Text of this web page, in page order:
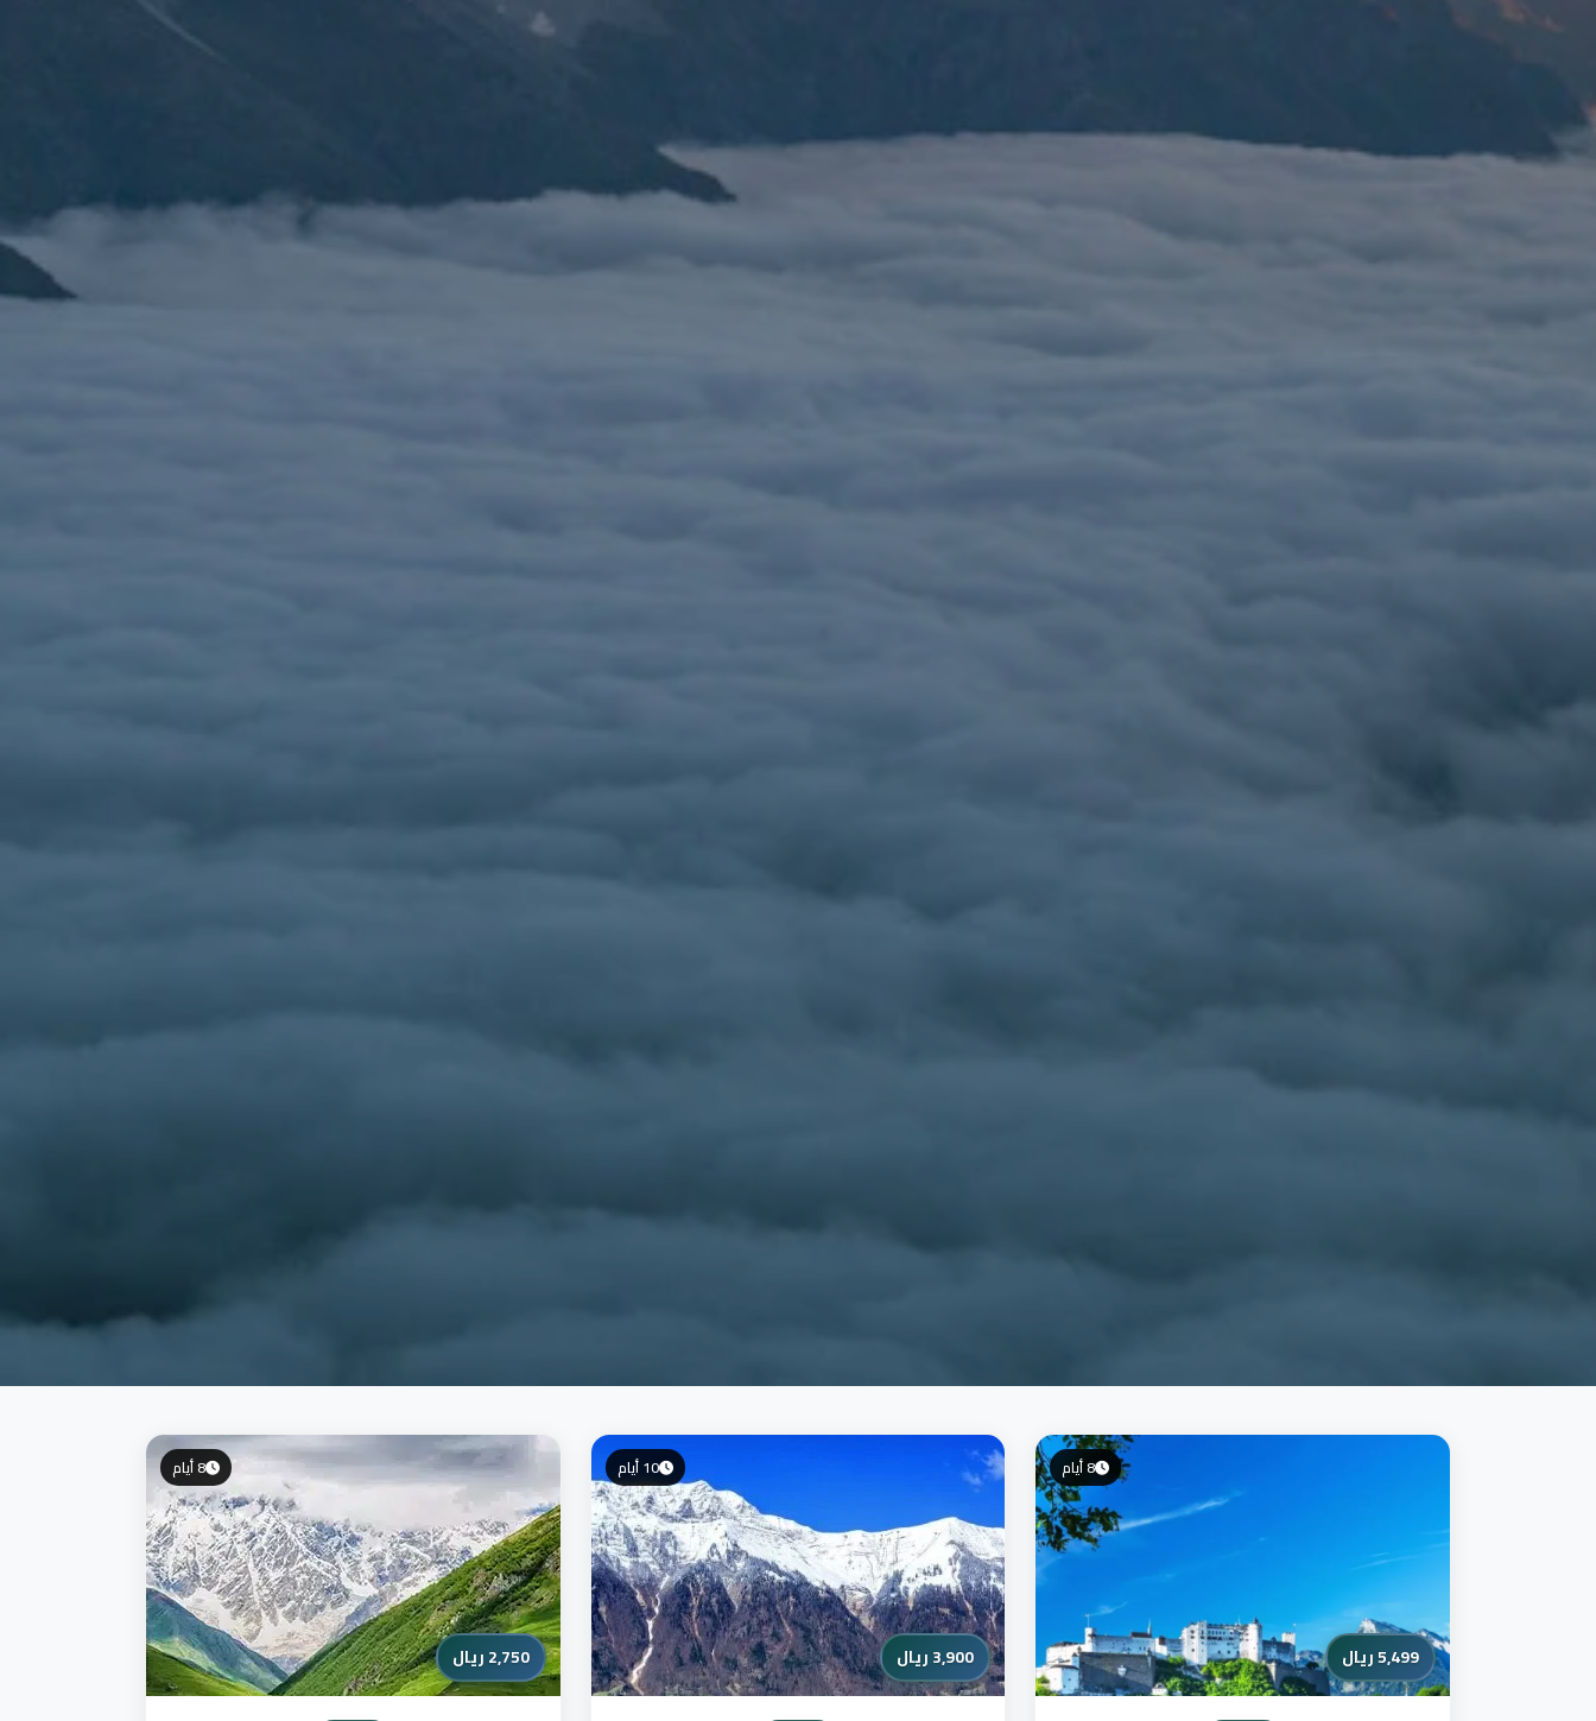
8 أيام
5,499 ريال
10 أيام
3,900 ريال
8 أيام
2,750 ريال